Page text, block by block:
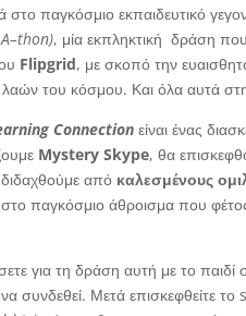
στο παγκόσμιο εκπαιδευτικό
A–thon), μία εκπληκτική δράση
Flipgrid, με σκοπό την
του κόσμου. Και όλα αυτά
Connection είναι ένας
Mystery Skype, θα
από καλεσμένους
παγκόσμιο άθροισμα που
για τη δράση αυτή με το παιδί
συνδεθεί. Μετά επισκεφθείτε